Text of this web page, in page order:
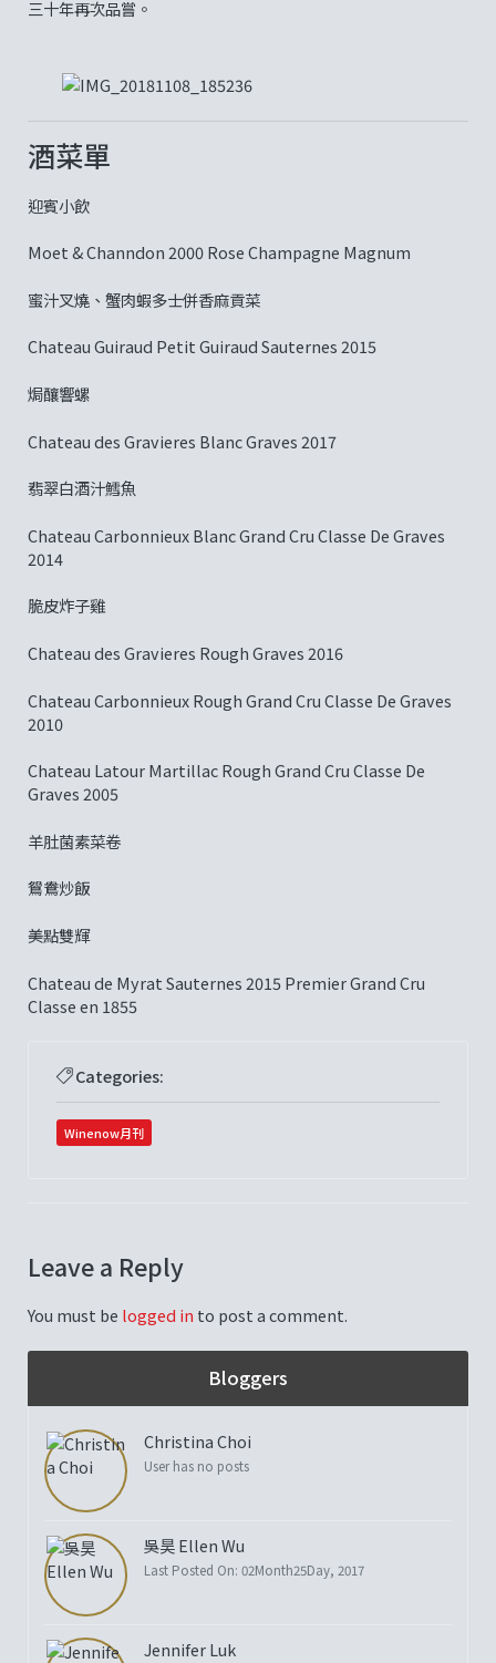
三十年再次品嘗。
酒菜單
迎賓小飲
Moet & Channdon 2000 Rose Champagne Magnum
蜜汁叉燒、蟹肉蝦多士併香麻貢菜
Chateau Guiraud Petit Guiraud Sauternes 2015
焗釀響螺
Chateau des Gravieres Blanc Graves 2017
翡翠白酒汁鱈魚
Chateau Carbonnieux Blanc Grand Cru Classe De Graves
2014
脆皮炸子雞
Chateau des Gravieres Rough Graves 2016
Chateau Carbonnieux Rough Grand Cru Classe De Graves
2010
Chateau Latour Martillac Rough Grand Cru Classe De
Graves 2005
羊肚菌素菜卷
鴛鴦炒飯
美點雙輝
Chateau de Myrat Sauternes 2015 Premier Grand Cru
Classe en 1855
Categories:
Winenow月刊
Leave a Reply
You must be logged in to post a comment.
Bloggers
Christina Choi
User has no posts
吳昊 Ellen Wu
Last Posted On: 02Month25Day, 2017
Jennifer Luk